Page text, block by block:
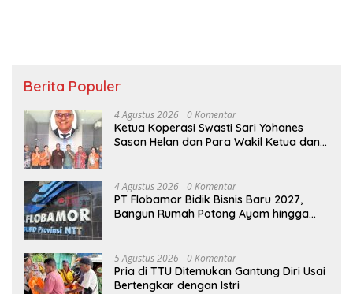
Berita Populer
4 Agustus 2026 0 Komentar
Ketua Koperasi Swasti Sari Yohanes
Sason Helan dan Para Wakil Ketua dan
Menyambut Sukacita
4 Agustus 2026 0 Komentar
PT Flobamor Bidik Bisnis Baru 2027,
Bangun Rumah Potong Ayam hingga
5 Agustus 2026 0 Komentar
Pria di TTU Ditemukan Gantung Diri Usai
Bertengkar dengan Istri